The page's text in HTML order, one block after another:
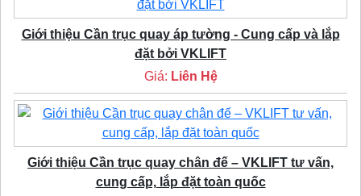
Giới thiệu Cần trục quay áp tường - Cung cấp và lắp
đặt bởi VKLIFT
Giá: Liên Hệ
Giới thiệu Cần trục quay chân đế – VKLIFT tư vấn,
cung cấp, lắp đặt toàn quốc